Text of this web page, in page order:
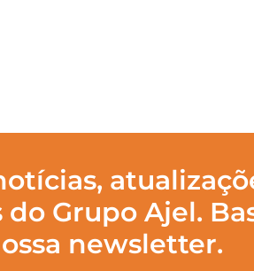
Grupo Ajel.
newsletter.